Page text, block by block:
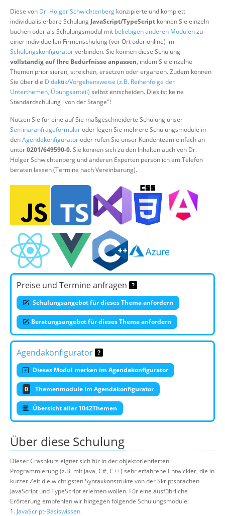
Suche
Diese von Dr. Holger Schwichtenberg konzipierte und komplett
individualisierbare Schulung JavaScript/TypeScript können Sie einzeln
buchen oder als Schulungsmodul mit beliebigen anderen Modulenzu
einer individuellen Firmenschulung (vor Ort oder online) im
Schulungskonfiguratorverbinden. Sie können diese Schulung
vollständig auf Ihre Bedürfnisse anpassen, indem Sie einzelne
Themen priorisieren, streichen, ersetzen oder ergänzen. Zudem können
Sie über die Didaktik/Vorgehensweise (z.B. Reihenfolge der
Unterthemen, Übungsanteil) selbst entscheiden. Dies ist keine
Standardschulung "von der Stange"!
Nutzen Sie für eine auf Sie maßgeschneiderte Schulung unser
Seminaranfrageformularoder legen Sie mehrere Schulungsmodule in
denAgendakonfiguratoroder rufen Sie unser Kundenteam einfach an
unter0201/649590-0. Sie können sich zu den Inhalten auch von Dr.
Holger Schwichtenberg und anderen Experten persönlich am Telefon
beraten lassen (Termine nach Vereinbarung).
Preise und Termine anfragen
Schulungsangebot für dieses Thema anfordern
Beratungsangebot für dieses Thema anfordern
Agendakonfigurator
Dieses Modul merken im Agendakonfigurator
0 Themenmodule im Agendakonfigurator
Übersicht aller 1042Themen
Über diese Schulung
Dieser Crashkurs eignet sich für in der objektorientierten
Programmierung (z.B. mit Java, C#, C++) sehr erfahrene Entwickler, die in
kurzer Zeit die wichtigsten Syntaxkonstrukte von der Skriptsprachen
JavaScript und TypeScript erlernen wollen. Für eine ausführliche
Erörterung empfehlen wir hingegen folgende Schulungsmodule:
1. JavaScript-Basiswissen